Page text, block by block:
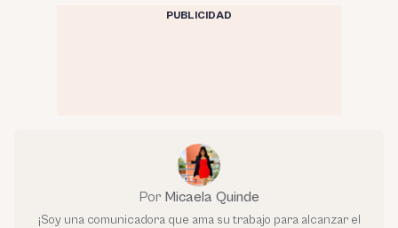
PUBLICIDAD
Por Micaela Quinde
¡Soy una comunicadora que ama su trabajo para alcanzar el